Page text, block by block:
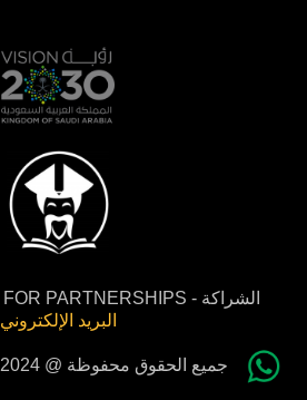
الشراكة - FOR PARTNERSHIPS
البريد الإلكتروني
جميع الحقوق محفوظة @ 2024 بواسطة